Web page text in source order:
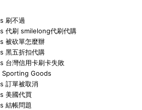
刷不過
代刷 smilelong代刷代購
被砍單怎麼辦
黑五折扣代購
台灣信用卡刷卡失敗
Sporting Goods
訂單被取消
美國代買
結帳問題